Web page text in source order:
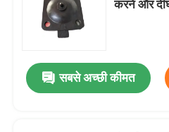
स्टेनलेस स्टील लचीली नली
उच्च दबाव हाइड्रोलिक नली
करने और
सबसे अच्छी कीमत